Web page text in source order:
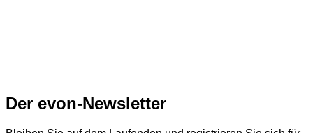
Der evon-Newsletter